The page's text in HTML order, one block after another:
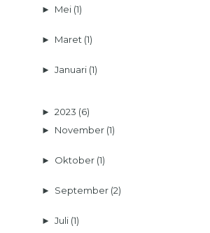
► Mei (1)
► Maret (1)
► Januari (1)
► 2023 (6)
► November (1)
► Oktober (1)
► September (2)
► Juli (1)